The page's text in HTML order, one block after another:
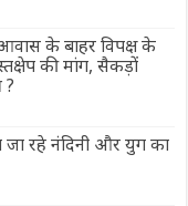
के बाहर विपक्ष के
की मांग, सैकड़ों
?
रहे नंदिनी और युग का